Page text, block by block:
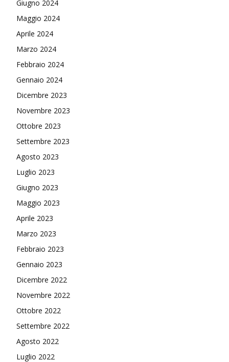
Giugno 2024
Maggio 2024
Aprile 2024
Marzo 2024
Febbraio 2024
Gennaio 2024
Dicembre 2023
Novembre 2023
Ottobre 2023
Settembre 2023
Agosto 2023
Luglio 2023
Giugno 2023
Maggio 2023
Aprile 2023
Marzo 2023
Febbraio 2023
Gennaio 2023
Dicembre 2022
Novembre 2022
Ottobre 2022
Settembre 2022
Agosto 2022
Luglio 2022